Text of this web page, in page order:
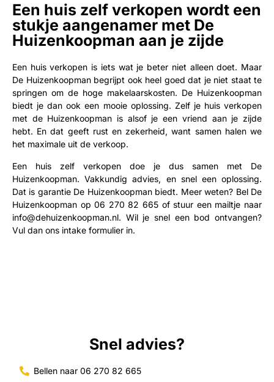
Een huis zelf verkopen wordt een
stukje aangenamer met De
Huizenkoopman aan je zijde
Een huis verkopen is iets wat je beter niet alleen doet. Maar
De Huizenkoopman begrijpt ook heel goed dat je niet staat te
springen om de hoge makelaarskosten. De Huizenkoopman
biedt je dan ook een mooie oplossing. Zelf je huis verkopen
met de Huizenkoopman is alsof je een vriend aan je zijde
hebt. En dat geeft rust en zekerheid, want samen halen we
het maximale uit de verkoop.
Een huis zelf verkopen doe je dus samen met De
Huizenkoopman. Vakkundig advies, en snel een oplossing.
Dat is garantie De Huizenkoopman biedt. Meer weten? Bel De
Huizenkoopman op06 270 82 665 of stuur een mailtje naar
info@dehuizenkoopman.nl. Wil je snel een bod ontvangen?
Vul dan ons intake formulier in.
Snel advies?
Bellen naar 06 270 82 665